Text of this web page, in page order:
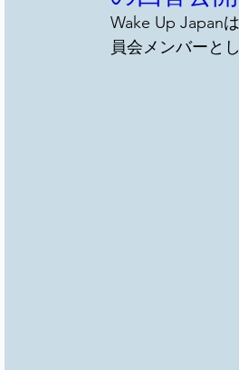
Wake Up Japan
員会メンバーと